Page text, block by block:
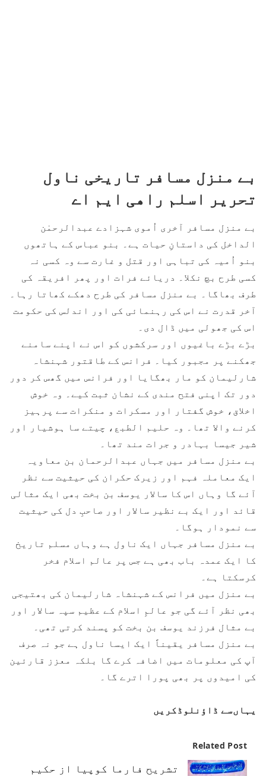
بے منزل مسافر تاریخی ناول
تحریر اسلم راھی ایم اے
بے منزل مسافر آخری اُموی شہزادے عبدالرحمٰن
الداخل کی داستانِ حیات ہے۔ بنو عباس کے ہاتھوں
بنو اُمیہ کی تباہی اور قتل و غارت سے وہ کسی نہ
کسی طرح بچ نکلا۔ دریائے فرات اور پھر افریقہ کی
طرف بھاگا۔ بے منزل مسافر کی طرح دھکے کھاتا رہا۔
آخر قدرت نے اس کی رہنمائی کی اور اندلس کی حکومت
اس کی جھولی میں ڈال دی۔
بڑے بڑے باغیوں اور سرکشوں کو اس نے اپنے سامنے
جھکنے پر مجبور کیا۔ فرانس کے طاقتور شہنشاہ
شارلیمان کو مار بھگایا اور فرانس میں گھس کر دور
دور تک اپنی فتح مندی کے نشان ثبت کیے۔ وہ خوش
اخلاق، خوش گفتار اور مسکرات و منکرات سے پرہیز
کرنے والا تھا۔ وہ حلیم الطبع، چیتے سا ہوشیار اور
شیر جیسا بہادر و جرات مند تھا۔
بے منزل مسافر میں جہاں عبدالرحمان بن معاویہ
ایک معاملہ فہم اور زیرک حکران کی حیثیت سے نظر
آئے گا وہاں اس کا سالار یوسف بن بخت بھی ایک مثالی
قائد اور ایک بے نظیر سالار اور صاحبِ دل کی حیثیت
سے نمودار ہوگا۔
بے منزل مسافر جہاں ایک ناول ہے وہاں مسلم تاریخ
کا ایک عمدہ باب بھی ہے جس پر عالم اسلام فخر
کرسکتا ہے۔
بے منزل میں فرانس کے شہنشاہ شارلیمان کی بھتیجی
بھی نظر آئے گی جو عالمِ اسلام کے عظیم سپہ سالار اور
بے مثال فرزند یوسف بن بخت کو پسند کرتی تھی۔
بے منزل مسافر یقیناً ایک ایسا ناول ہے جو نہ صرف
آپ کی معلومات میں اضافہ کرے گا بلکہ معزز قارئین
کی امیدوں پر بھی پورا اترے گا۔
یہاں‌سے ڈاؤنلوڈکریں
Related Post
تشریح فارما کوپیا از حکیم